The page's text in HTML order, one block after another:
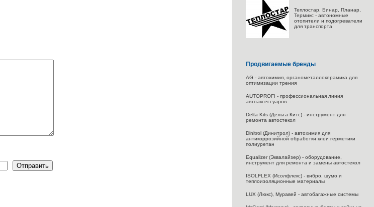
Теплостар, Бинар, Планар,
Термикс - автономные
отопители и подогреватели
для транспорта
Продвигаемые бренды
AG - автохимия, органометаллокерамика для
оптимизации трения
AUTOPROFI - профессиональная линия
автоаксессуаров
Delta Kits (Дельта Китс) - инструмент для
ремонта автостекол
Dinitrol (Динитрол) - автохимия для
антикоррозийной обработки клеи герметики
полиуретан
Equalizer (Эквалайзер) - оборудование,
инструмент для ремонта и замены автостекол
ISOLFLEX (Исолфлекс) - вибро, шумо и
теплоизоляционные материалы
LUX (Люкс), Муравей - автобагажные системы